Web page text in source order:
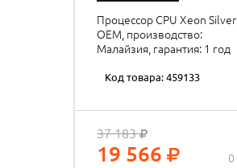
Процессор CPU Xeon Silver
OEM, производство:
Малайзия, гарантия: 1 год
Код товара: 459133
37 183
19 566 0